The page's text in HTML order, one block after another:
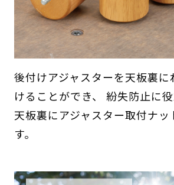
後付けアジャスターを天板裏に
けることができ、 紛失防止に
天板裏にアジャスター取付ナッ
す。